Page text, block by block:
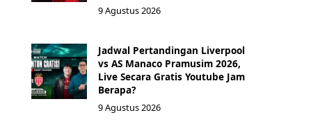
9 Agustus 2026
Jadwal Pertandingan Liverpool
vs AS Manaco Pramusim 2026,
Live Secara Gratis Youtube Jam
Berapa?
9 Agustus 2026